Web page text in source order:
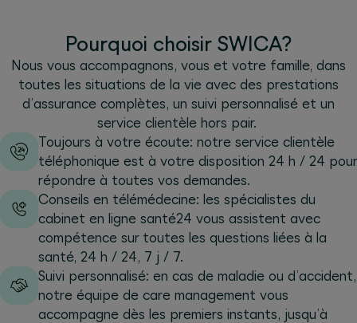
Pourquoi choisir SWICA?
Nous vous accompagnons, vous et votre famille, dans
toutes les situations de la vie avec des prestations
d’assurance complètes, un suivi personnalisé et un
service clientèle hors pair.
Toujours à votre écoute: notre service clientèle
téléphonique est à votre disposition 24 h / 24 pour
répondre à toutes vos demandes.
Conseils en télémédecine: les spécialistes du
cabinet en ligne santé24 vous assistent avec
compétence sur toutes les questions liées à la
santé, 24 h / 24, 7 j / 7.
Suivi personnalisé: en cas de maladie ou d’accident,
notre équipe de care management vous
accompagne dès les premiers instants, jusqu’à